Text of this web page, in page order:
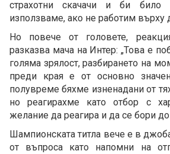
страхотни скачачи и би
използваме, ако не работим върху
Но повече от головете,
разказва мача на Интер: „Това е
голяма зрялост, разбирането на
преди края е от основно
полувреме бяхме изненадани от
но реагирахме като отбор с
желание да реагира и да се бори
Шампионската титла вече е в
от въпроса като напомни на